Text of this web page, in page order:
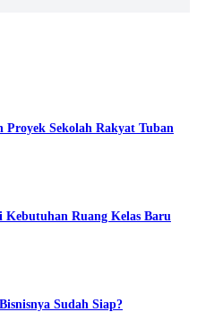
Sekolah Rakyat Tuban
Kebutuhan Ruang Kelas Baru
Sudah Siap?